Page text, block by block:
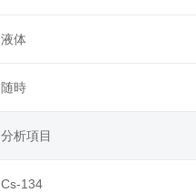
液体
随時
分析項目
Cs-134